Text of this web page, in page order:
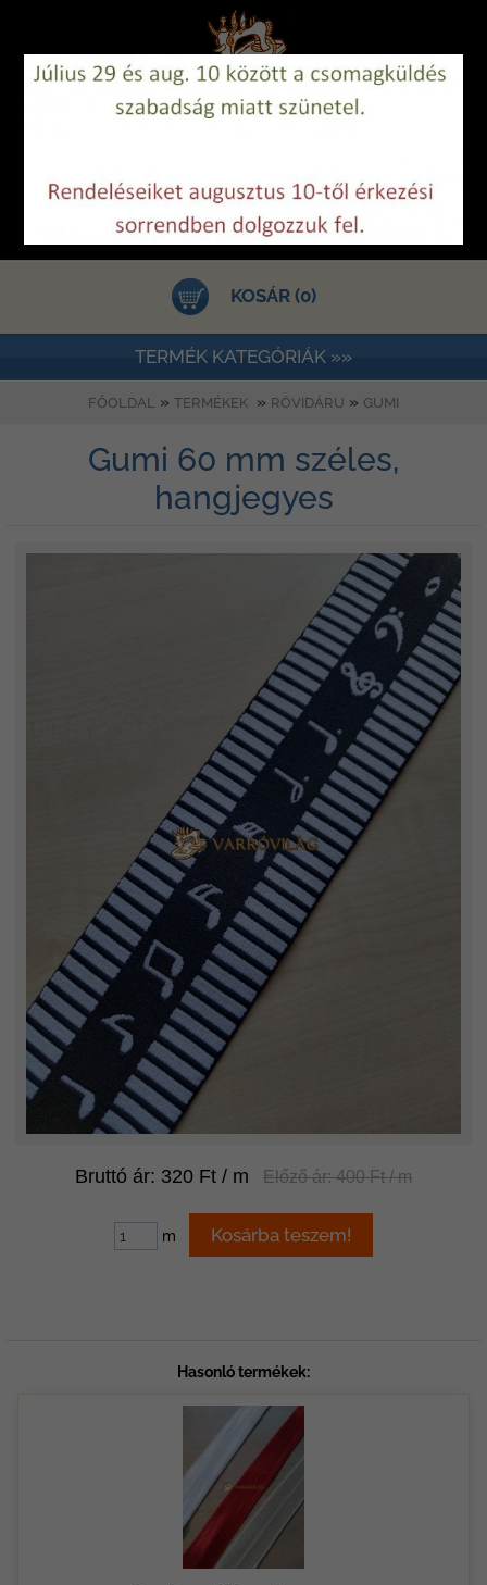
KOSÁR (0)
TERMÉK KATEGÓRIÁK »»
FŐOLDAL » TERMÉKEK » RÖVIDÁRU » GUMI
Gumi 60 mm széles,
hangjegyes
Bruttó ár: 320 Ft / m Előző ár: 400 Ft / m
m
Hasonló termékek: